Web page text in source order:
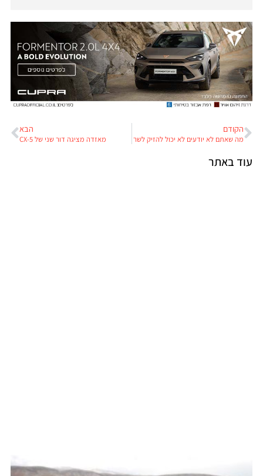
הקודם
מה שאתם לא יודעים לא יכול להזיק לשר
הבא
מאזדה מציגה דור שני של CX-5
עוד באתר